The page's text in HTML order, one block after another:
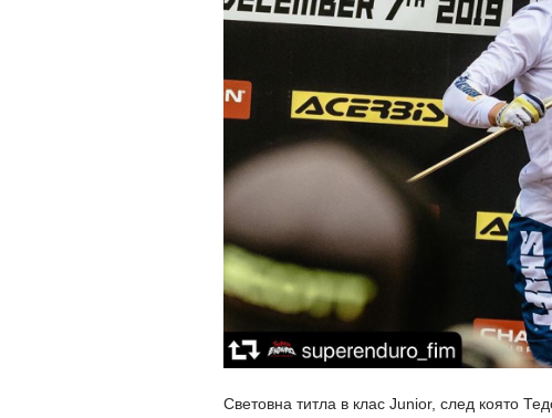
Световна титла в клас Junior, след която